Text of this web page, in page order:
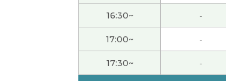
通过翻译我可以享受文章的乐趣。
谢谢老师！我再仔细看看文章。多
谢谢！我再次整理一下文章的内容
16:30~ -
17:00~ -
17:30~ -